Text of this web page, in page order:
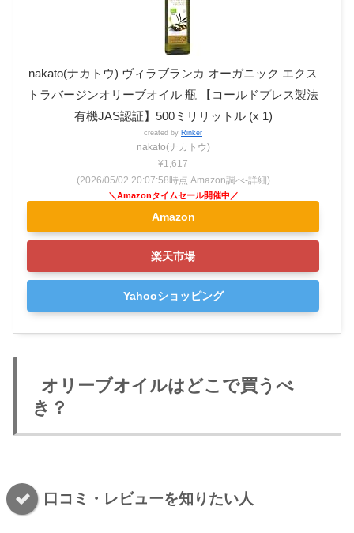
nakato(ナカトウ) ヴィラブランカ オーガニック エクス
トラバージンオリーブオイル 瓶 【コールドプレス製法
有機JAS認証】500ミリリットル (x 1)
created by Rinker
nakato(ナカトウ)
¥1,617
(2026/05/02 20:07:58時点 Amazon調べ-詳細)
Amazon
楽天市場
Yahooショッピング
オリーブオイルはどこで買うべ
き？
口コミ・レビューを知りたい人